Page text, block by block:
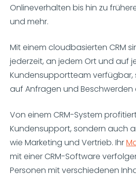
Onlineverhalten bis hin zu
und mehr.
Mit einem cloudbasierten CRM
jederzeit, an jedem Ort und auf
Kundensupportteam verfügbar,
auf Anfragen und Beschwerden
Von einem CRM-System
Kundensupport, sondern auch
wie Marketing und Vertrieb. Ihr
mit einer CRM-Software
Personen mit verschiedenen